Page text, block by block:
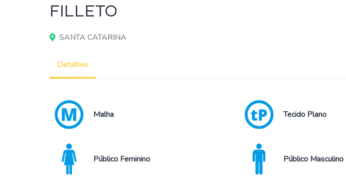
FILLETO
SANTA CATARINA
Detalhes
Malha Tecido Plano
Público Feminino Público Masculino